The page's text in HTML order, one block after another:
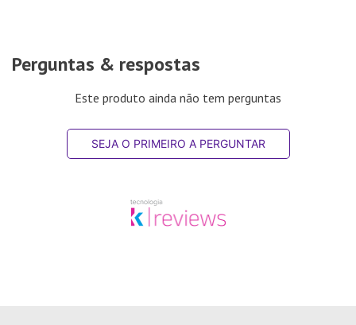
Perguntas & respostas
Este produto ainda não tem perguntas
SEJA O PRIMEIRO A PERGUNTAR